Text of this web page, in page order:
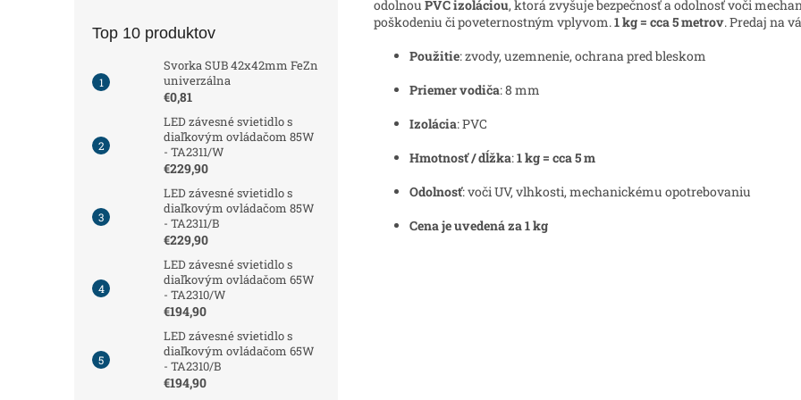
Top 10 produktov
Svorka SUB 42x42mm FeZn
univerzálna
€0,81
LED závesné svietidlo s
diaľkovým ovládačom 85W
- TA2311/W
€229,90
LED závesné svietidlo s
diaľkovým ovládačom 85W
- TA2311/B
€229,90
LED závesné svietidlo s
diaľkovým ovládačom 65W
- TA2310/W
€194,90
LED závesné svietidlo s
diaľkovým ovládačom 65W
- TA2310/B
€194,90
odolnou PVC izoláciou, ktorá zvyšuje bezpečnosť a odolnosť voči
poškodeniu či poveternostným vplyvom.1 kg = cca 5 metrov. Predaj na
Použitie: zvody, uzemnenie, ochrana pred bleskom
Priemer vodiča: 8 mm
Izolácia: PVC
Hmotnosť / dĺžka:1 kg = cca 5 m
Odolnosť: voči UV, vlhkosti, mechanickému opotrebovaniu
Cena je uvedená za 1 kg